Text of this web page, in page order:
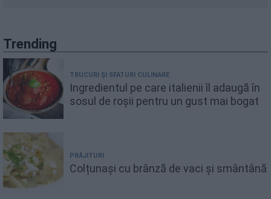
Trending
TRUCURI ȘI SFATURI CULINARE
Ingredientul pe care italienii îl adaugă în
sosul de roșii pentru un gust mai bogat
PRĂJITURI
Colțunași cu brânză de vaci și smântână